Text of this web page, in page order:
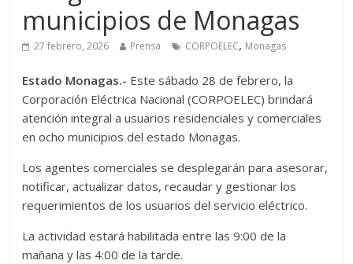
municipios de Monagas
27 febrero, 2026 Prensa CORPOELEC, Monagas
Estado Monagas.- Este sábado 28 de febrero, la
Corporación Eléctrica Nacional (CORPOELEC) brindará
atención integral a usuarios residenciales y comerciales
en ocho municipios del estado Monagas.
Los agentes comerciales se desplegarán para asesorar,
notificar, actualizar datos, recaudar y gestionar los
requerimientos de los usuarios del servicio eléctrico.
La actividad estará habilitada entre las 9:00 de la
mañana y las 4:00 de la tarde.